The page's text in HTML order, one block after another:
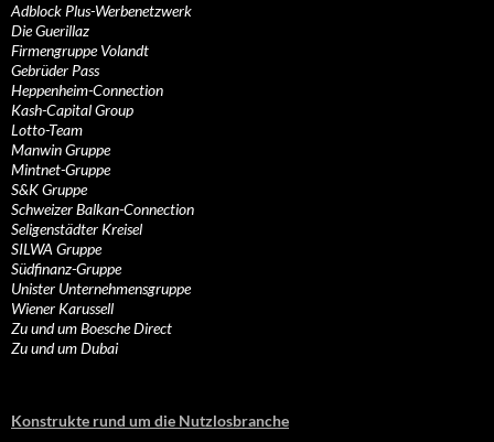
Adblock Plus-Werbenetzwerk
Die Guerillaz
Firmengruppe Volandt
Gebrüder Pass
Heppenheim-Connection
Kash-Capital Group
Lotto-Team
Manwin Gruppe
Mintnet-Gruppe
S&K Gruppe
Schweizer Balkan-Connection
Seligenstädter Kreisel
SILWA Gruppe
Südfinanz-Gruppe
Unister Unternehmensgruppe
Wiener Karussell
Zu und um Boesche Direct
Zu und um Dubai
Konstrukte rund um die Nutzlosbranche